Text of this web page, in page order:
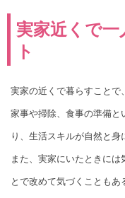
実家近くで
ト
実家の近くで暮らすことで
家事や掃除、食事の準備と
り、生活スキルが自然と身
また、実家にいたときには
とで改めて気づくこともあ